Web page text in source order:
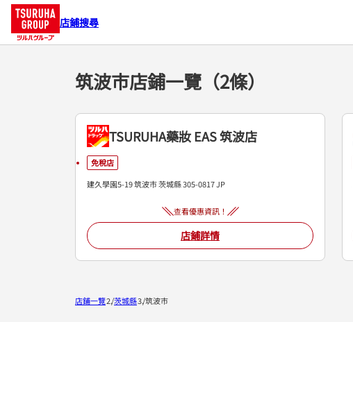
店鋪搜尋
筑波市店鋪一覽（2條）
TSURUHA藥妝 EAS 筑波店
免稅店
建久學園5-19筑波市茨城縣305-0817JP
查看優惠資訊！
店鋪詳情
店鋪一覽 茨城縣 筑波市